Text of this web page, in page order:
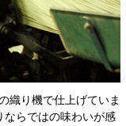
織り機で仕上げていま
ならではの味わいが感